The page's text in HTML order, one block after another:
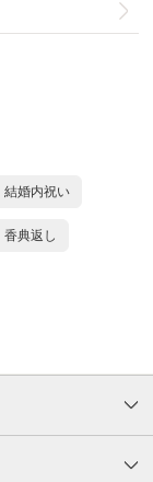
結婚内祝い
香典返し